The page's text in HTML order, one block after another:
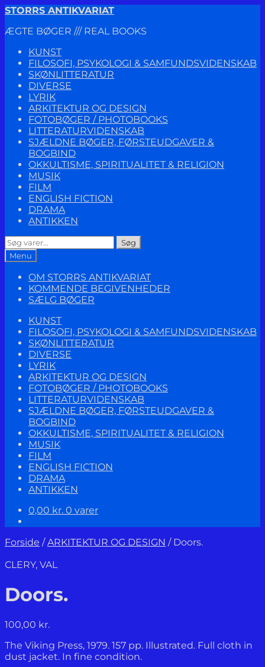
Spring
navigation
Spring
indhold
STORRS ANTIKVARIAT
ÆGTE BØGER /// REAL BOOKS
KUNST
FILOSOFI, PSYKOLOGI & SAMFUNDSVIDENSKAB
SKØNLITTERATUR
DIVERSE
LYRIK
ARKITEKTUR OG DESIGN
FOTOBØGER / PHOTOBOOKS
LITTERATURVIDENSKAB
SJÆLDNE BØGER, FØRSTEUDGAVER &
BOGBIND
OKKULTISME, SPIRITUALITET & RELIGION
MUSIK
FILM
ENGLISH FICTION
DRAMA
ANTIKKEN
Søg
efter:
Søg
Menu
OM STORRS ANTIKVARIAT
KOMMENDE BEGIVENHEDER
SÆLG BØGER
KUNST
FILOSOFI, PSYKOLOGI & SAMFUNDSVIDENSKAB
SKØNLITTERATUR
DIVERSE
LYRIK
ARKITEKTUR OG DESIGN
FOTOBØGER / PHOTOBOOKS
LITTERATURVIDENSKAB
SJÆLDNE BØGER, FØRSTEUDGAVER &
BOGBIND
OKKULTISME, SPIRITUALITET & RELIGION
MUSIK
FILM
ENGLISH FICTION
DRAMA
ANTIKKEN
0,00 kr. 0 varer
Forside /ARKITEKTUR OG DESIGN / Doors.
CLERY, VAL
Doors.
100,00 kr.
The Viking Press, 1979. 157 pp. Illustrated. Full cloth in
dust jacket. In fine condition.